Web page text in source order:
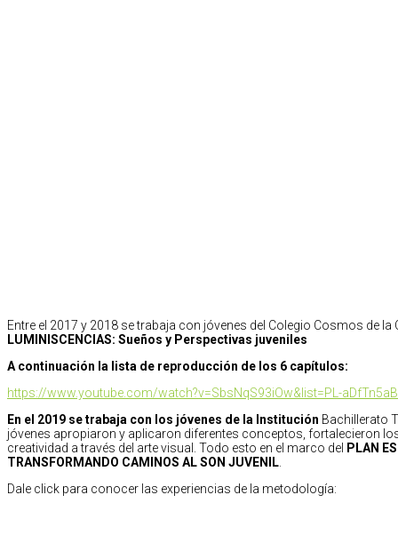
Entre el 2017 y 2018 se trabaja con jóvenes del Colegio Cosmos de
LUMINISCENCIAS: Sueños y Perspectivas juveniles
A continuación la lista de reproducción de los 6 capítulos:
https://www.youtube.com/watch?v=SbsNqS93iOw&list=PL-
En el 2019 se trabaja con los jóvenes de la Institución Bachillerato
jóvenes apropiaron y aplicaron diferentes conceptos, fortalecieron
creatividad a través del arte visual. Todo esto en el marco del PLAN
TRANSFORMANDO CAMINOS AL SON JUVENIL
Dale click para conocer las experiencias de la metodología: